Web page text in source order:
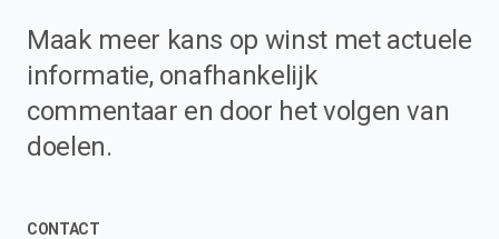
Maak meer kans op winst met actuele
informatie, onafhankelijk
commentaar en door het volgen van
doelen.
CONTACT